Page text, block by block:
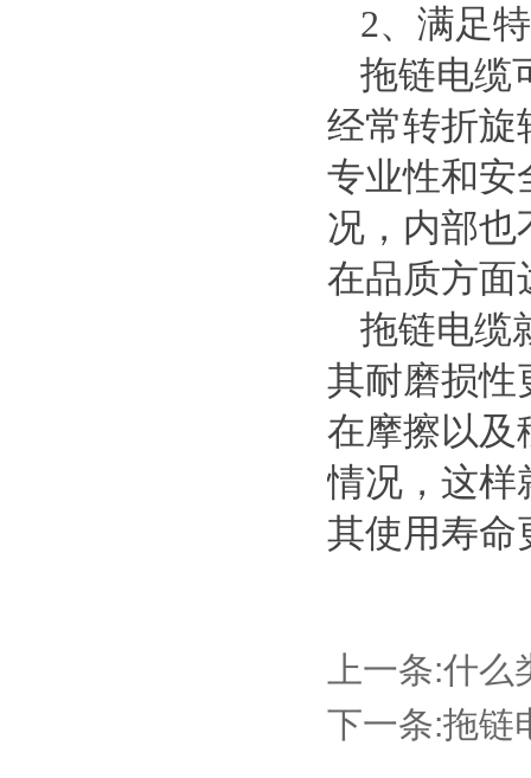
2、满足
拖链电缆
经常转折旋
专业性和安
况，内部也
在品质方面
拖链电缆
其耐磨损性
在摩擦以及
情况，这样
其使用寿命
上一条:什么
下一条:拖链